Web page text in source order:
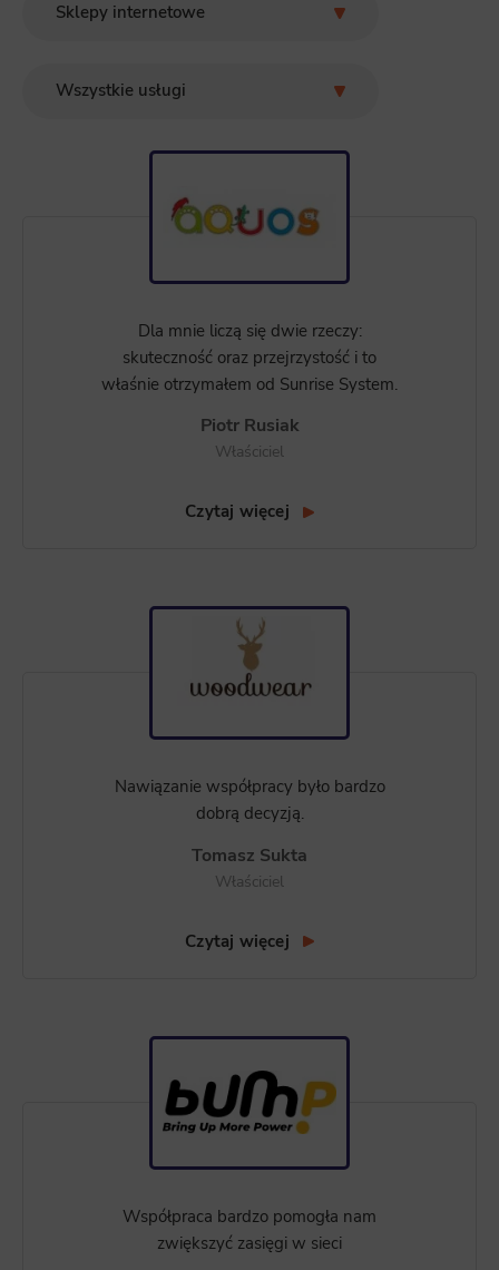
Sklepy internetowe
Architektura i budownictwo
Edukacja i usługi
Hotele, wypoczynek i rekreacja
Meble i wyposażenie wnętrz
Oprogramowanie i elektronika
Wszystkie usługi
Dla mnie liczą się dwie rzeczy:
skuteczność oraz przejrzystość i to
właśnie otrzymałem od Sunrise System.
Piotr Rusiak
Właściciel
Czytaj więcej
Nawiązanie współpracy było bardzo
dobrą decyzją.
Tomasz Sukta
Właściciel
Czytaj więcej
Współpraca bardzo pomogła nam
zwiększyć zasięgi w sieci